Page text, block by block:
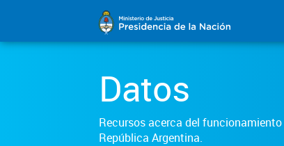
Datos
Recursos acerca del
República Argentina.